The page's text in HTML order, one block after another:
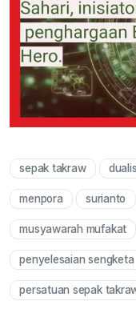
sepak takraw
menpora surianto
musyawarah mufakat
penyelesaian sengketa
persatuan sepak